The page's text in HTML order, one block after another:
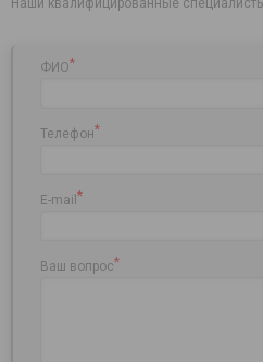
ФИО*
Телефон*
E-mail *
Ваш вопрос*